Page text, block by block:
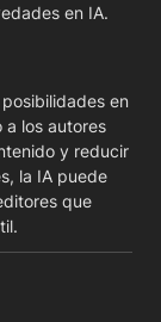
en IA.
en
a los autores
y reducir
la IA puede
que